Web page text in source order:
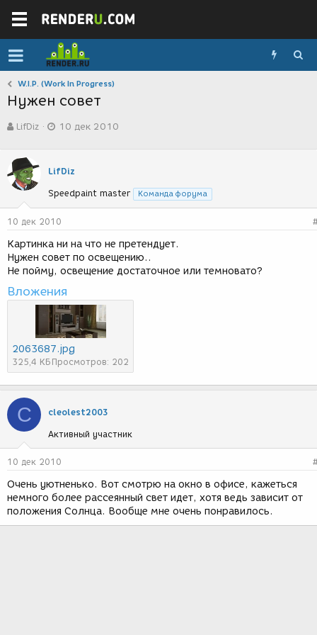
W.I.P. (Work In Progress)
Нужен совет
в
о
р
т
е
м
ы
LifDiz
а
с
з
д
а
и
я
10 дек 2010
LifDiz
Speedpaint master Команда форума
10 дек 2010
Картинка ни на что не претендует.
Нужен совет по освещению..
Не пойму, освещение достаточное или темновато?
Вложения
2063687.jpg
325,4 КБ Просмотров: 202
C cleolest2003
Активный участник
10 дек 2010
Очень уютненько. Вот смотрю на окно в офисе, кажеться
немного более рассеянный свет идет, хотя ведь зависит от
положения Солнца. Вообще мне очень понравилось.